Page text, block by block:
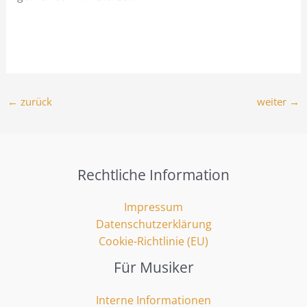
← zurück weiter →
Rechtliche Information
Impressum
Datenschutzerklärung
Cookie-Richtlinie (EU)
Für Musiker
Interne Informationen